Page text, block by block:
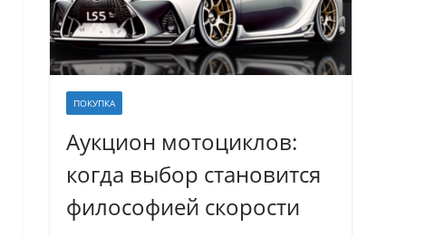
ПОКУПКА
Аукцион мотоциклов:
когда выбор становится
философией скорости